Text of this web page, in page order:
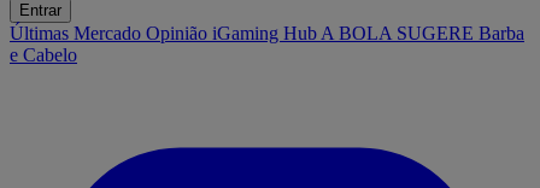
Entrar
Últimas Mercado Opinião iGaming Hub A BOLA SUGERE Barba
e Cabelo